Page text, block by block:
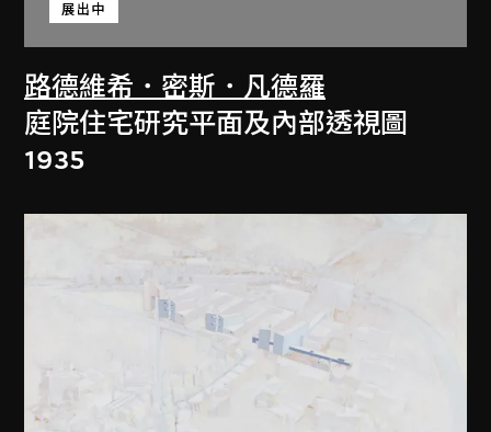
路德維希．密斯．凡德羅
展出中
庭院住宅研究平面及內部透視圖
1935